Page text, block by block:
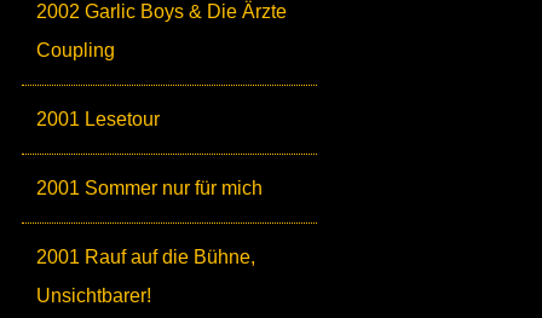
2002 Garlic Boys & Die Ärzte
Coupling
2001 Lesetour
2001 Sommer nur für mich
2001 Rauf auf die Bühne,
Unsichtbarer!